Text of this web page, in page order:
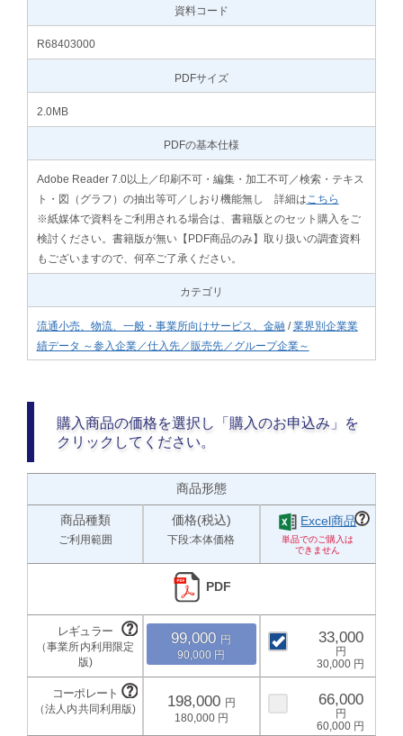
資料コード
R68403000
PDFサイズ
2.0MB
PDFの基本仕様
Adobe Reader 7.0以上／印刷不可・編集・加工不可／検索・テキス
ト・図（グラフ）の抽出等可／しおり機能無し 詳細は こちら
※紙媒体で資料をご利用される場合は、書籍版とのセット購入をご
検討ください。書籍版が無い【PDF商品のみ】取り扱いの調査資料
もございますので、何卒ご了承ください。
カテゴリ
流通小売、物流、一般・事業所向けサービス、金融 /業界別企業業
績データ ～参入企業／仕入先／販売先／グループ企業～
購入商品の価格を選択し「購入のお申込み」を
クリックしてください。
商品形態
商品種類
ご利用範囲
価格(税込)
下段:本体価格
Excel商品
PDF
99,000
90,000
33,000
30,000
198,000
180,000
66,000
60,000